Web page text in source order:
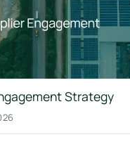
Strategy